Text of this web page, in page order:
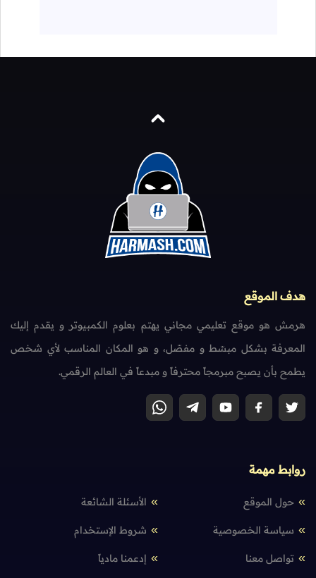
هدف الموقع
هرمش هو موقع تعليمي مجاني يهتم بعلوم الكمبيوتر و يقدم إليك
المعرفة بشكل مبسّط و مفصّل، و هو المكان المناسب لأي شخص
يطمح بأن يصبح مبرمجاً محترفاً و مبدعاً في العالم الرقمي.
روابط مهمة
حول الموقع الأسئلة الشائعة
سياسة الخصوصية شروط الإستخدام
تواصل معنا إدعمنا مادياً